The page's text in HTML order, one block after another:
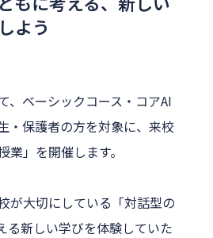
よう
、ベーシックコース・コアAI
・保護者の方を対象に、来校
」を開催します。
が大切にしている「対話型の
る新しい学びを体験していた